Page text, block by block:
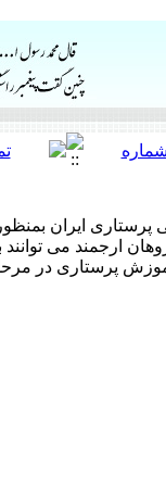
ایران
ارجمند می
پرستاری در